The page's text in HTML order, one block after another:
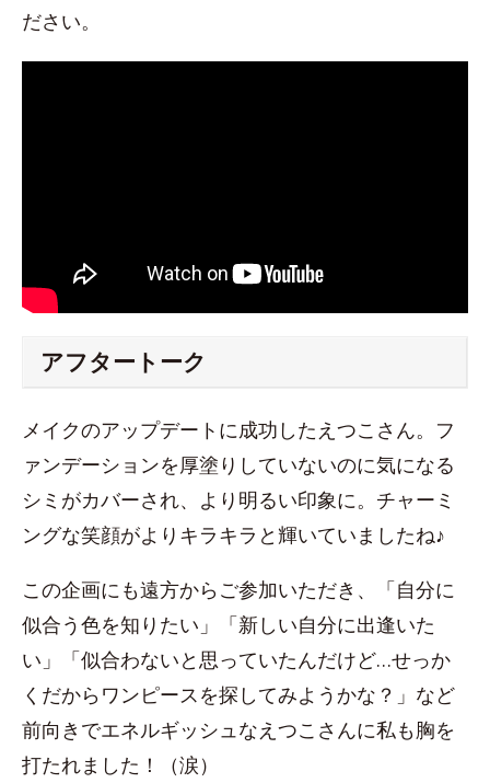
ださい。
アフタートーク
メイクのアップデートに成功したえつこさん。フ
ァンデーションを厚塗りしていないのに気になる
シミがカバーされ、より明るい印象に。チャーミ
ングな笑顔がよりキラキラと輝いていましたね♪
この企画にも遠方からご参加いただき、「自分に
似合う色を知りたい」「新しい自分に出逢いた
い」「似合わないと思っていたんだけど…せっか
くだからワンピースを探してみようかな？」など
前向きでエネルギッシュなえつこさんに私も胸を
打たれました！（涙）